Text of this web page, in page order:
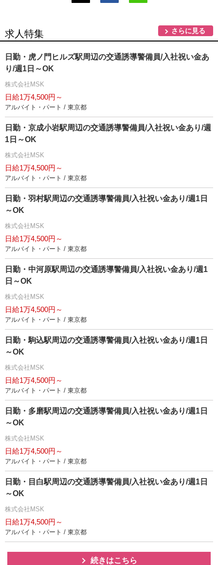
求人特集 さらに見る
日勤・虎ノ門ヒルズ駅周辺の交通誘導警備員/入社祝い金あ
り/週1日～OK
株式会社MSK
日給1万4,500円～
アルバイト・パート / 東京都
日勤・京成小岩駅周辺の交通誘導警備員/入社祝い金あり/週
1日～OK
株式会社MSK
日給1万4,500円～
アルバイト・パート / 東京都
日勤・羽村駅周辺の交通誘導警備員/入社祝い金あり/週1日
～OK
株式会社MSK
日給1万4,500円～
アルバイト・パート / 東京都
日勤・中河原駅周辺の交通誘導警備員/入社祝い金あり/週1
日～OK
株式会社MSK
日給1万4,500円～
アルバイト・パート / 東京都
日勤・駒込駅周辺の交通誘導警備員/入社祝い金あり/週1日
～OK
株式会社MSK
日給1万4,500円～
アルバイト・パート / 東京都
日勤・多磨駅周辺の交通誘導警備員/入社祝い金あり/週1日
～OK
株式会社MSK
日給1万4,500円～
アルバイト・パート / 東京都
日勤・目白駅周辺の交通誘導警備員/入社祝い金あり/週1日
～OK
株式会社MSK
日給1万4,500円～
アルバイト・パート / 東京都
続きはこちら